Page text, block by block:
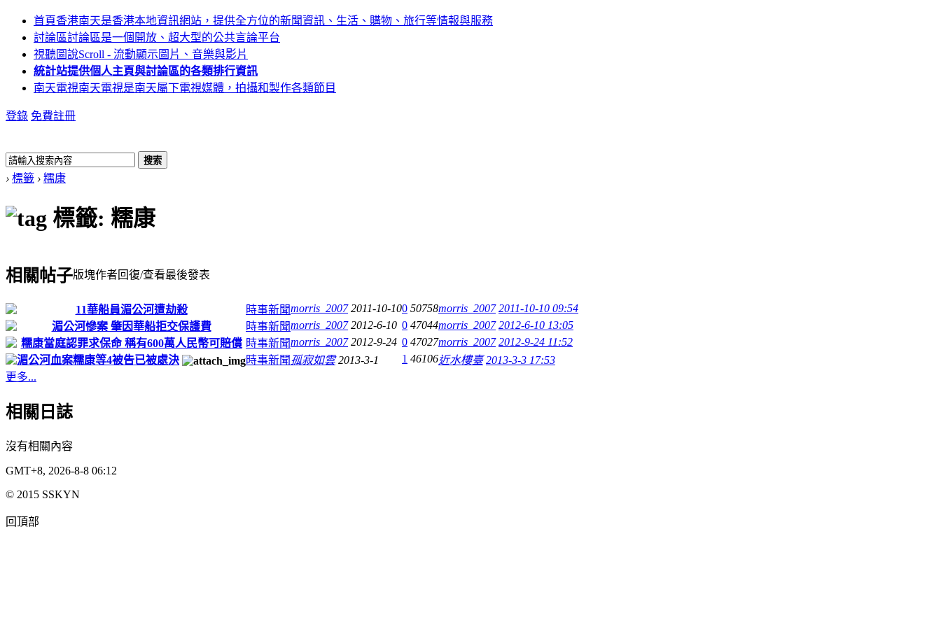
首頁香港南天是香港本地資訊網站，提供全方位的新聞資訊、生活、購物、旅行等情報與服務
討論區討論區是一個開放、超大型的公共言論平台
視聽圖說Scroll - 流動顯示圖片、音樂與影片
統計站提供個人主頁與討論區的各類排行資訊
南天電視南天電視是南天屬下電視媒體，拍攝和製作各類節目
登錄 免費註冊
搜索
› 標籤 › 糯康
標籤: 糯康
相關帖子版塊作者回復/查看最後發表
11華船員湄公河遭劫殺 時事新聞morris_2007 2011-10-100 50758morris_2007 2011-10-10 09:54
湄公河慘案 肇因華船拒交保護費
時事新聞morris_2007 2012-6-10 0 47044morris_2007 2012-6-10 13:05
糯康當庭認罪求保命 稱有600萬人民幣可賠償 時事新聞morris_2007 2012-9-24 0 47027morris_2007 2012-9-24 11:52
湄公河血案糯康等4被告已被處決
時事新聞孤寂如雲 2013-3-1 1 46106近水樓臺 2013-3-3 17:53
更多...
相關日誌
沒有相關內容
GMT+8, 2026-8-8 06:12
© 2015 SSKYN
回頂部